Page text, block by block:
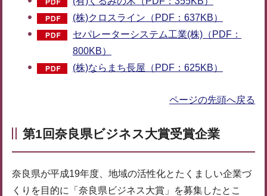
(株)クロスライン（PDF：637KB）
セパレーターシステム工業(株)（PDF：
800KB）
(株)ならまち長屋（PDF：625KB）
ページの先頭へ戻る
第1回奈良県ビジネス大賞受賞企業
奈良県が平成19年度、地域の活性化とたくましい企業づ
くりを目的に「奈良県ビジネス大賞」を募集したとこ